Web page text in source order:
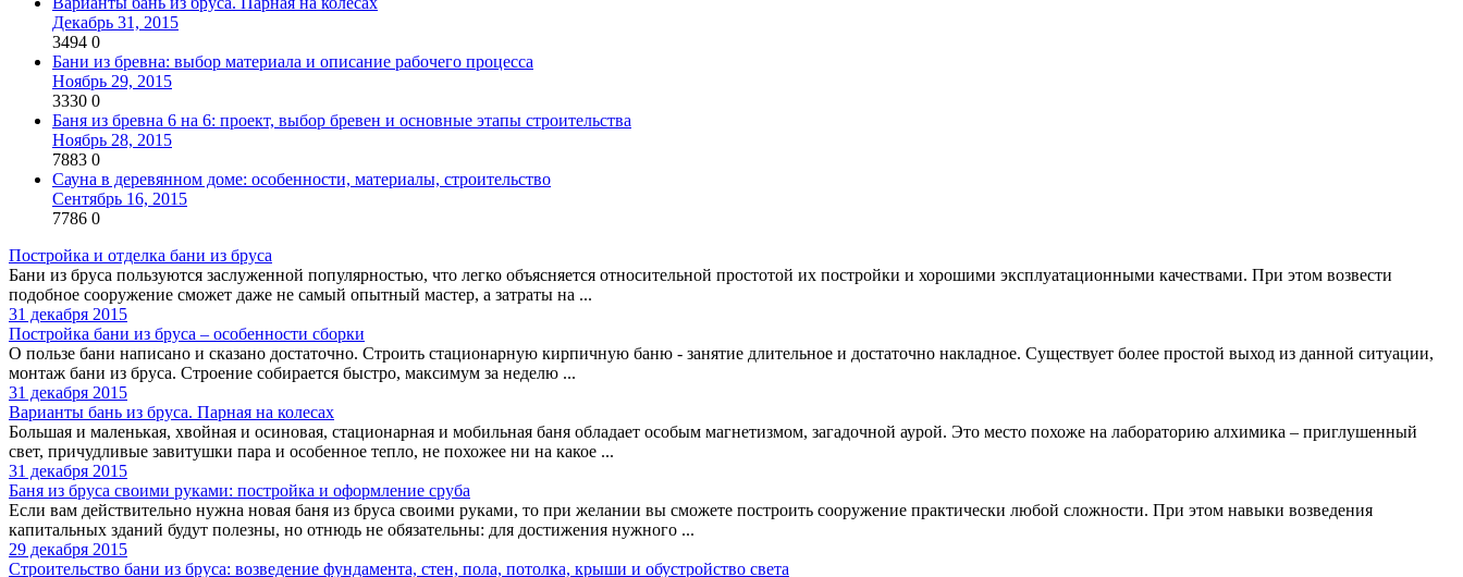
Декабрь 31, 2015
3494 0
Бани из бревна: выбор материала и описание рабочего процесса
Ноябрь 29, 2015
3330 0
Баня из бревна 6 на 6: проект, выбор бревен и основные этапы строительства
Ноябрь 28, 2015
7883 0
Сауна в деревянном доме: особенности, материалы, строительство
Сентябрь 16, 2015
7786 0
Постройка и отделка бани из бруса
Бани из бруса пользуются заслуженной популярностью, что легко объясняется относительной простотой их постройки и хорошими эксплуатационными качествами. При этом возвести
подобное сооружение сможет даже не самый опытный мастер, а затраты на ...
31 декабря 2015
Постройка бани из бруса – особенности сборки
О пользе бани написано и сказано достаточно. Строить стационарную кирпичную баню - занятие длительное и достаточно накладное. Существует более простой выход из данной ситуации,
монтаж бани из бруса. Строение собирается быстро, максимум за неделю ...
31 декабря 2015
Варианты бань из бруса. Парная на колесах
Большая и маленькая, хвойная и осиновая, стационарная и мобильная баня обладает особым магнетизмом, загадочной аурой. Это место похоже на лабораторию алхимика – приглушенный
свет, причудливые завитушки пара и особенное тепло, не похожее ни на какое ...
31 декабря 2015
Баня из бруса своими руками: постройка и оформление сруба
Если вам действительно нужна новая баня из бруса своими руками, то при желании вы сможете построить сооружение практически любой сложности. При этом навыки возведения
капитальных зданий будут полезны, но отнюдь не обязательны: для достижения нужного ...
29 декабря 2015
Строительство бани из бруса: возведение фундамента, стен, пола, потолка, крыши и обустройство света